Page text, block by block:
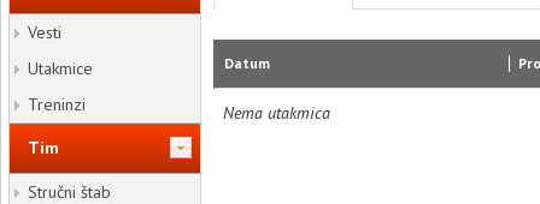
Vesti
Utakmice
Treninzi
Tim
Stručni štab
Datum
Nema utakmica